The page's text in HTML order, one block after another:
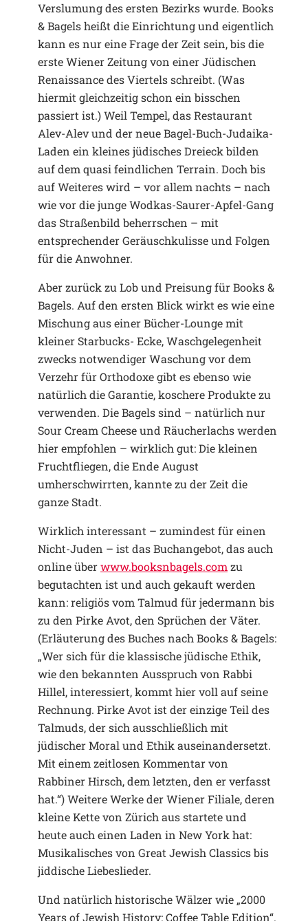
Verslumung des ersten Bezirks wurde. Books
& Bagels heißt die Einrichtung und eigentlich
kann es nur eine Frage der Zeit sein, bis die
erste Wiener Zeitung von einer Jüdischen
Renaissance des Viertels schreibt. (Was
hiermit gleichzeitig schon ein bisschen
passiert ist.) Weil Tempel, das Restaurant
Alev-Alev und der neue Bagel-Buch-Judaika-
Laden ein kleines jüdisches Dreieck bilden
auf dem quasi feindlichen Terrain. Doch bis
auf Weiteres wird – vor allem nachts – nach
wie vor die junge Wodkas-Saurer-Apfel-Gang
das Straßenbild beherrschen – mit
entsprechender Geräuschkulisse und Folgen
für die Anwohner.
Aber zurück zu Lob und Preisung für Books &
Bagels. Auf den ersten Blick wirkt es wie eine
Mischung aus einer Bücher-Lounge mit
kleiner Starbucks- Ecke, Waschgelegenheit
zwecks notwendiger Waschung vor dem
Verzehr für Orthodoxe gibt es ebenso wie
natürlich die Garantie, koschere Produkte zu
verwenden. Die Bagels sind – natürlich nur
Sour Cream Cheese und Räucherlachs werden
hier empfohlen – wirklich gut: Die kleinen
Fruchtfliegen, die Ende August
umherschwirrten, kannte zu der Zeit die
ganze Stadt.
Wirklich interessant – zumindest für einen
Nicht-Juden – ist das Buchangebot, das auch
online überwww.booksnbagels.comzu
begutachten ist und auch gekauft werden
kann: religiös vom Talmud für jedermann bis
zu den Pirke Avot, den Sprüchen der Väter.
(Erläuterung des Buches nach Books & Bagels:
„Wer sich für die klassische jüdische Ethik,
wie den bekannten Ausspruch von Rabbi
Hillel, interessiert, kommt hier voll auf seine
Rechnung. Pirke Avot ist der einzige Teil des
Talmuds, der sich ausschließlich mit
jüdischer Moral und Ethik auseinandersetzt.
Mit einem zeitlosen Kommentar von
Rabbiner Hirsch, dem letzten, den er verfasst
hat.“) Weitere Werke der Wiener Filiale, deren
kleine Kette von Zürich aus startete und
heute auch einen Laden in New York hat:
Musikalisches von Great Jewish Classics bis
jiddische Liebeslieder.
Und natürlich historische Wälzer wie „2000
Years of Jewish History: Coffee Table Edition“.